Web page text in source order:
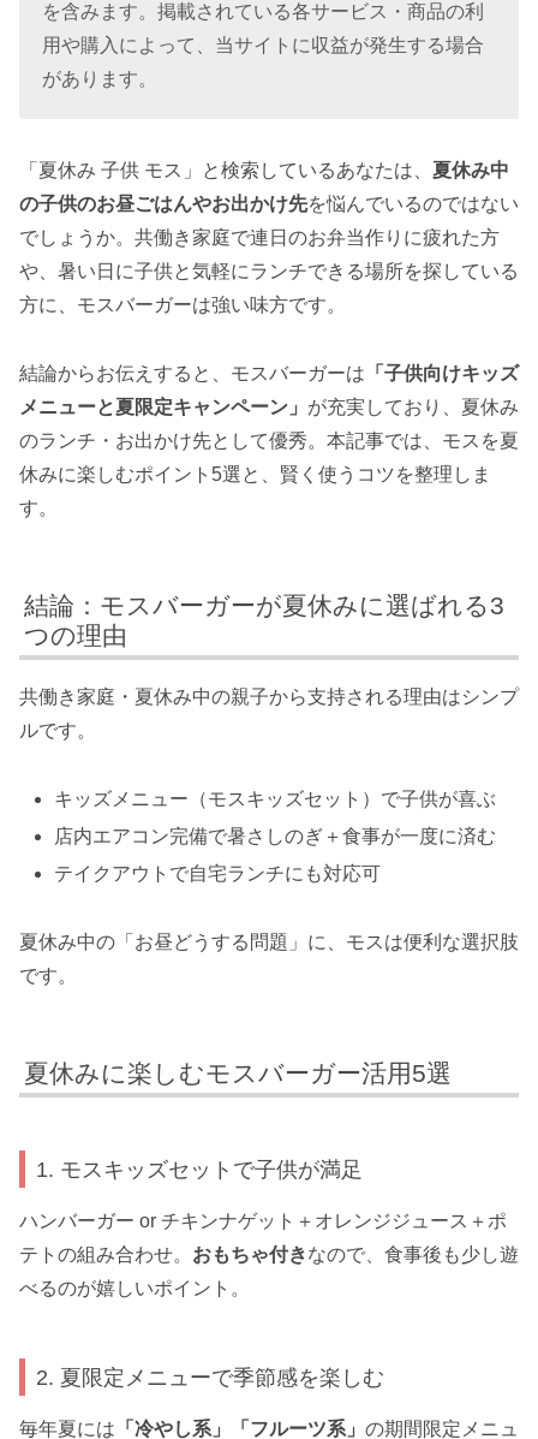
を含みます。掲載されている各サービス・商品の利
用や購入によって、当サイトに収益が発生する場合
があります。
「夏休み 子供 モス」と検索しているあなたは、 夏休み中
の子供のお昼ごはんやお出かけ先を悩んでいるのではない
でしょうか。共働き家庭で連日のお弁当作りに疲れた方
や、暑い日に子供と気軽にランチできる場所を探している
方に、モスバーガーは強い味方です。
結論からお伝えすると、モスバーガーは 「子供向けキッズ
メニューと夏限定キャンペーン」 が充実しており、夏休み
のランチ・お出かけ先として優秀。本記事では、モスを夏
休みに楽しむポイント5選と、賢く使うコツを整理しま
す。
結論：モスバーガーが夏休みに選ばれる3
つの理由
共働き家庭・夏休み中の親子から支持される理由はシンプ
ルです。
キッズメニュー（モスキッズセット）で子供が喜ぶ
店内エアコン完備で暑さしのぎ＋食事が一度に済む
テイクアウトで自宅ランチにも対応可
夏休み中の「お昼どうする問題」に、モスは便利な選択肢
です。
夏休みに楽しむモスバーガー活用5選
1. モスキッズセットで子供が満足
ハンバーガー or チキンナゲット＋オレンジジュース＋ポ
テトの組み合わせ。 おもちゃ付きなので、食事後も少し遊
べるのが嬉しいポイント。
2. 夏限定メニューで季節感を楽しむ
毎年夏には 「冷やし系」「フルーツ系」 の期間限定メニュ